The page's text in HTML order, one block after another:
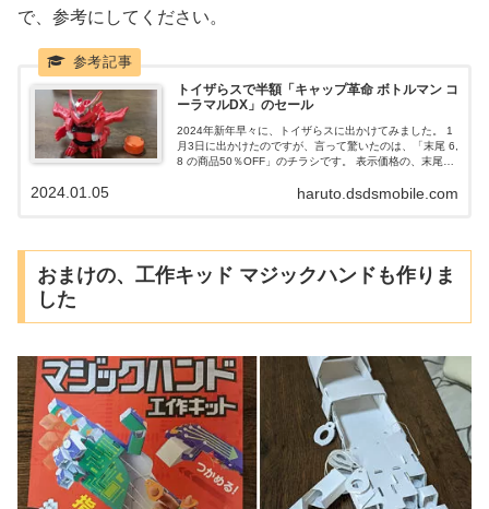
で、参考にしてください。
トイザらスで半額「キャップ革命 ボトルマン コ
ーラマルDX」のセール
2024年新年早々に、トイザらスに出かけてみました。 1
月3日に出かけたのですが、言って驚いたのは、「末尾 6,
8 の商品50％OFF」のチラシです。 表示価格の、末尾
振る舞いのセールを行っていました。 そして買ったの
haruto.dsdsmobile.com
2024.01.05
おまけの、工作キッド マジックハンドも作りま
した